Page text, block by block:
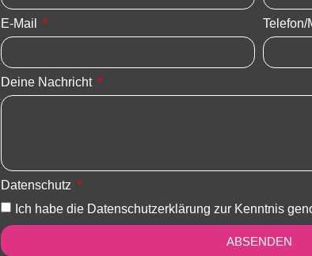
E-Mail Telefon/
Deine Nachricht
Datenschutz
Ich habe die Datenschutzerklärung zur Kenntnis
ABSENDEN